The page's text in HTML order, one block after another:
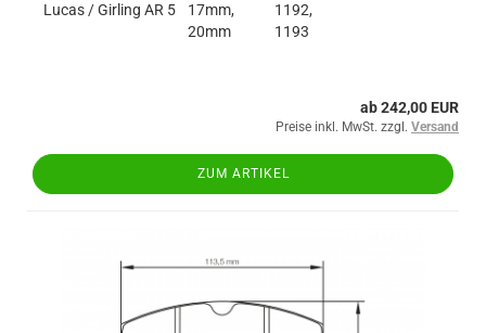
Lucas / Girling AR 5
17mm,
20mm
1192,
1193
ab 242,00 EUR
Preise inkl. MwSt. zzgl. Versand
ZUM ARTIKEL